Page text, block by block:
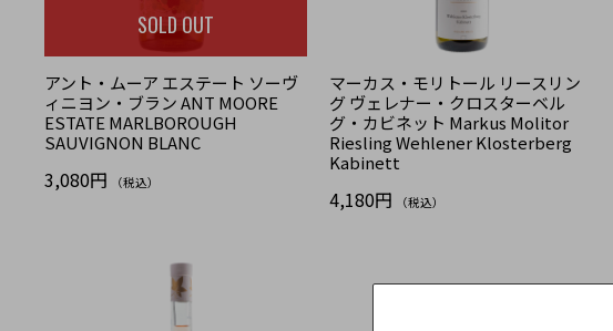
SOLD OUT
アント・ムーア エステート ソーヴ
ィニヨン・ブラン ANT MOORE
ESTATE MARLBOROUGH
SAUVIGNON BLANC
3,080円 （税込）
マーカス・モリトール リースリン
グ ヴェレナー・クロスターベル
グ・カビネット Markus Molitor
Riesling Wehlener Klosterberg
Kabinett
4,180円 （税込）